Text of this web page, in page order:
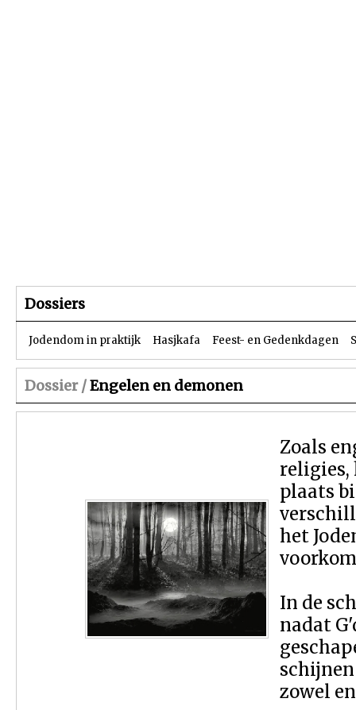
Dossiers
Jodendom in praktijk Hasjkafa Feest- en Gedenkdagen
Dossier /Engelen en demonen
Zoals
religies,
plaats
het
In de
nadat
zowel